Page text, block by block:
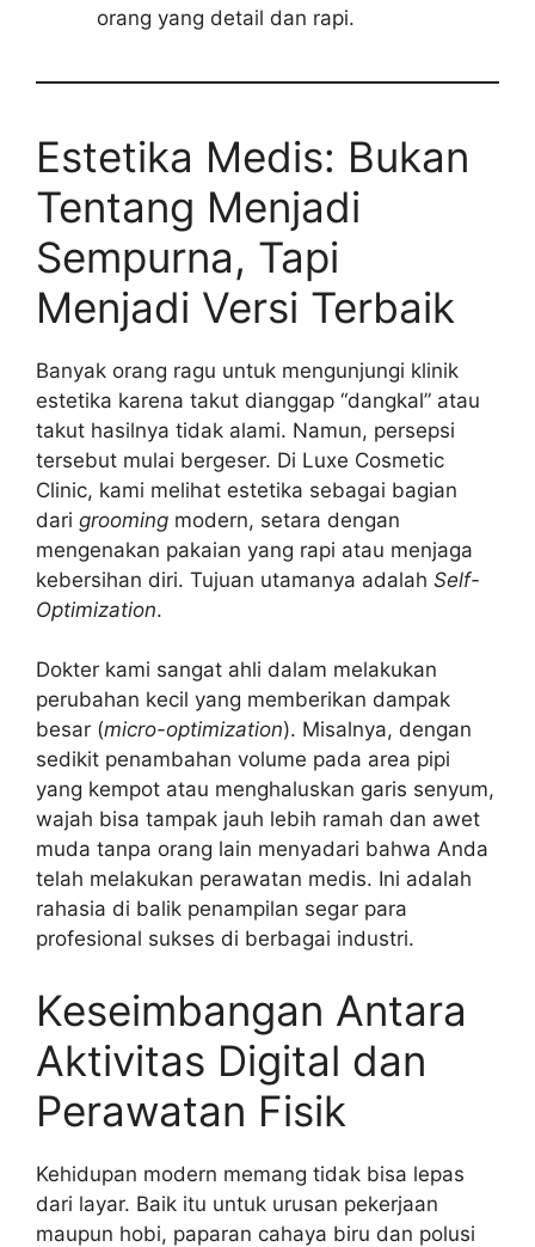
orang yang detail dan rapi.
Estetika Medis: Bukan
Tentang Menjadi
Sempurna, Tapi
Menjadi Versi Terbaik
Banyak orang ragu untuk mengunjungi klinik
estetika karena takut dianggap “dangkal” atau
takut hasilnya tidak alami. Namun, persepsi
tersebut mulai bergeser. Di Luxe Cosmetic
Clinic, kami melihat estetika sebagai bagian
dari grooming modern, setara dengan
mengenakan pakaian yang rapi atau menjaga
kebersihan diri. Tujuan utamanya adalah Self-
Optimization.
Dokter kami sangat ahli dalam melakukan
perubahan kecil yang memberikan dampak
besar (micro-optimization). Misalnya, dengan
sedikit penambahan volume pada area pipi
yang kempot atau menghaluskan garis senyum,
wajah bisa tampak jauh lebih ramah dan awet
muda tanpa orang lain menyadari bahwa Anda
telah melakukan perawatan medis. Ini adalah
rahasia di balik penampilan segar para
profesional sukses di berbagai industri.
Keseimbangan Antara
Aktivitas Digital dan
Perawatan Fisik
Kehidupan modern memang tidak bisa lepas
dari layar. Baik itu untuk urusan pekerjaan
maupun hobi, paparan cahaya biru dan polusi